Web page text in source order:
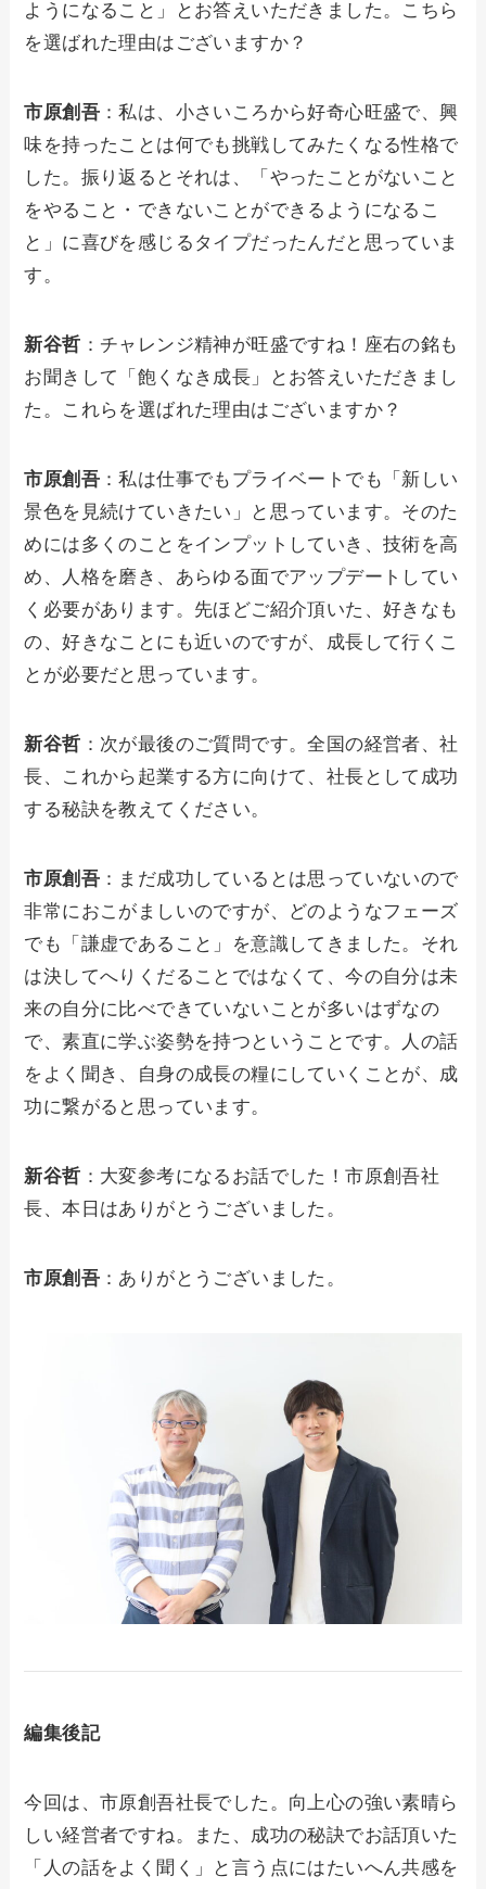
ようになること」とお答えいただきました。こちら
を選ばれた理由はございますか？
市原創吾 ：私は、小さいころから好奇心旺盛で、興
味を持ったことは何でも挑戦してみたくなる性格で
した。振り返るとそれは、「やったことがないこと
をやること・できないことができるようになるこ
と」に喜びを感じるタイプだったんだと思っていま
す。
新谷哲 ：チャレンジ精神が旺盛ですね！座右の銘も
お聞きして「飽くなき成長」とお答えいただきまし
た。これらを選ばれた理由はございますか？
市原創吾 ：私は仕事でもプライベートでも「新しい
景色を見続けていきたい」と思っています。そのた
めには多くのことをインプットしていき、技術を高
め、人格を磨き、あらゆる面でアップデートしてい
く必要があります。先ほどご紹介頂いた、好きなも
の、好きなことにも近いのですが、成長して行くこ
とが必要だと思っています。
新谷哲 ：次が最後のご質問です。全国の経営者、社
長、これから起業する方に向けて、社長として成功
する秘訣を教えてください。
市原創吾 ：まだ成功しているとは思っていないので
非常におこがましいのですが、どのようなフェーズ
でも「謙虚であること」を意識してきました。それ
は決してへりくだることではなくて、今の自分は未
来の自分に比べできていないことが多いはずなの
で、素直に学ぶ姿勢を持つということです。人の話
をよく聞き、自身の成長の糧にしていくことが、成
功に繋がると思っています。
新谷哲 ：大変参考になるお話でした！市原創吾社
長、本日はありがとうございました。
市原創吾 ：ありがとうございました。
編集後記
今回は、市原創吾社長でした。向上心の強い素晴ら
しい経営者ですね。また、成功の秘訣でお話頂いた
「人の話をよく聞く」と言う点にはたいへん共感を